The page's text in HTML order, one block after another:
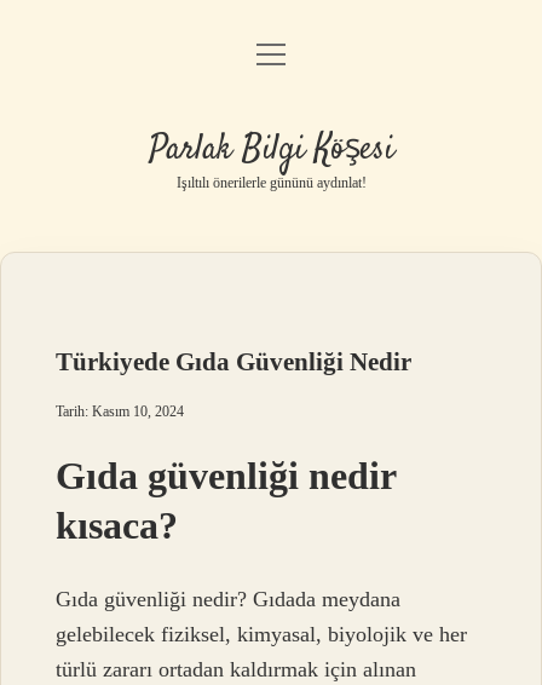
Anasayfa
Yasal Uyarı
menüyü
Parlak Bilgi Köşesi
Işıltılı önerilerle gününü aydınlat!
Türkiyede Gıda Güvenliği Nedir
Tarih: Kasım 10, 2024
Gıda güvenliği nedir
kısaca?
Gıda güvenliği nedir? Gıdada meydana
gelebilecek fiziksel, kimyasal, biyolojik ve her
türlü zararı ortadan kaldırmak için alınan